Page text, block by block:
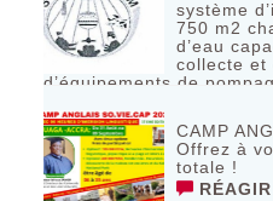
système
750 m2
d’eau
collecte et
d’équipements de
RÉAGIR
CAMP
Offrez à
totale !
RÉAGIR